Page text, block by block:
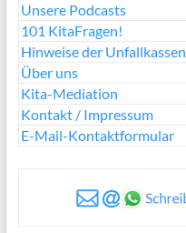
Unsere Podcasts
101 KitaFragen!
Hinweise der Unfallkassen
Über uns
Kita-Mediation
Kontakt / Impressum
E-Mail-Kontaktformular